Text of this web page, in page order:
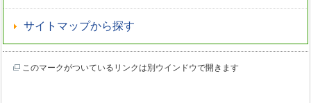
サイトマップから探す
このマークがついているリンクは別ウインドウで開きます